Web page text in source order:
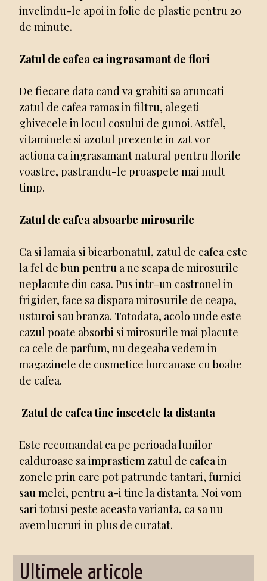
invelindu-le apoi in folie de plastic pentru 20
de minute.
Zatul de cafea ca ingrasamant de flori
De fiecare data cand va grabiti sa aruncati
zatul de cafea ramas in filtru, alegeti
ghivecele in locul cosului de gunoi. Astfel,
vitaminele si azotul prezente in zat vor
actiona ca ingrasamant natural pentru florile
voastre, pastrandu-le proaspete mai mult
timp.
Zatul de cafea absoarbe mirosurile
Ca si lamaia si bicarbonatul, zatul de cafea este
la fel de bun pentru a ne scapa de mirosurile
neplacute din casa. Pus intr-un castronel in
frigider, face sa dispara mirosurile de ceapa,
usturoi sau branza. Totodata, acolo unde este
cazul poate absorbi si mirosurile mai placute
ca cele de parfum, nu degeaba vedem in
magazinele de cosmetice borcanase cu boabe
de cafea.
Zatul de cafea tine insectele la distanta
Este recomandat ca pe perioada lunilor
calduroase sa imprastiem zatul de cafea in
zonele prin care pot patrunde tantari, furnici
sau melci, pentru a-i tine la distanta. Noi vom
sari totusi peste aceasta varianta, ca sa nu
avem lucruri in plus de curatat.
Ultimele articole